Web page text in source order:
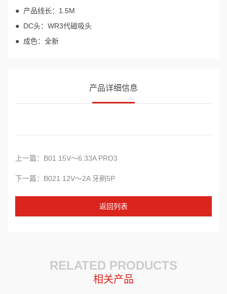
● 产品线长：1.5M
● DC头：WR3代磁吸头
● 成色：全新
产品详细信息
上一篇：B01 15V～6.33A PRO3
下一篇：B021 12V～2A 牙刷5P
返回列表
RELATED PRODUCTS
相关产品